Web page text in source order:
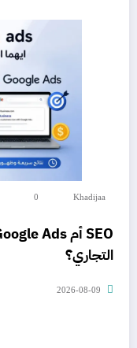
Khadijaa
0
التجاري؟
2026-08-09